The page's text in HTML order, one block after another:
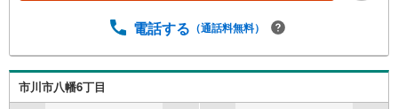
P相談会 無料物件のご紹介だけでなく住宅ローン・資金
大歓迎です！年間8000棟以上の限定物件を発表しているオ
ープンハウスだから出会える物件が多数ございます。ぜひ
お気軽にご連絡・ご相談ください！※限定物件:当社のみ、
電話する （通話料無料）
市川市八幡6丁目